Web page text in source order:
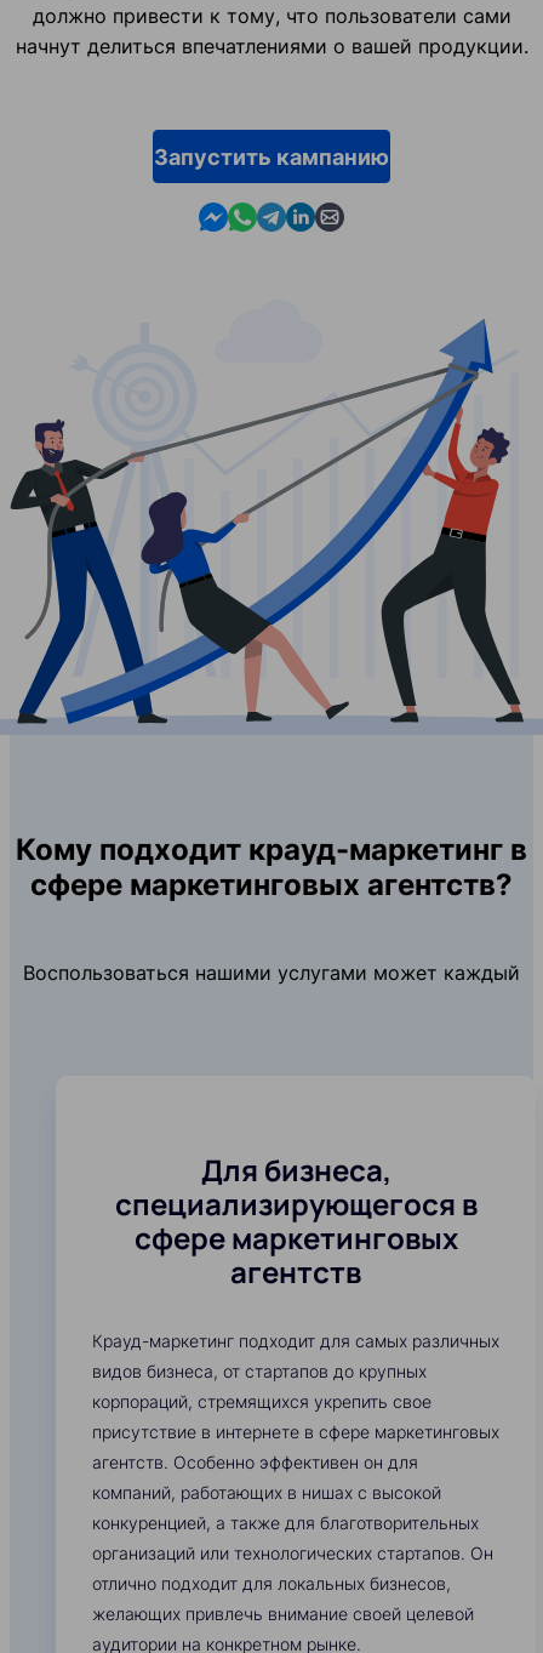
должно привести к тому, что пользователи сами
начнут делиться впечатлениями о вашей продукции.
Запустить кампанию
Contact us in Messenger
Contact us in WhatsApp
Contact us in Telegram
Contact us in Linkedin
Contact us by email
Кому подходит крауд-маркетинг в
сфере маркетинговых агентств?
Воспользоваться нашими услугами может каждый
Для бизнеса,
специализирующегося в
сфере маркетинговых
агентств
Крауд-маркетинг подходит для самых различных
видов бизнеса, от стартапов до крупных
корпораций, стремящихся укрепить свое
присутствие в интернете в сфере маркетинговых
агентств. Особенно эффективен он для
компаний, работающих в нишах с высокой
конкуренцией, а также для благотворительных
организаций или технологических стартапов. Он
отлично подходит для локальных бизнесов,
желающих привлечь внимание своей целевой
аудитории на конкретном рынке.